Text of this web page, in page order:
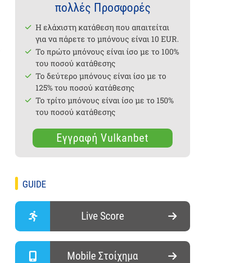
πολλές Προσφορές
Η ελάχιστη κατάθεση που απαιτείται
για να πάρετε το μπόνους είναι 10 EUR.
Το πρώτο μπόνους είναι ίσο με το 100%
του ποσού κατάθεσης
Το δεύτερο μπόνους είναι ίσο με το
125% του ποσού κατάθεσης
Το τρίτο μπόνους είναι ίσο με το 150%
του ποσού κατάθεσης
Εγγραφή Vulkanbet
GUIDE
Live Score
Mobile Στοίχημα